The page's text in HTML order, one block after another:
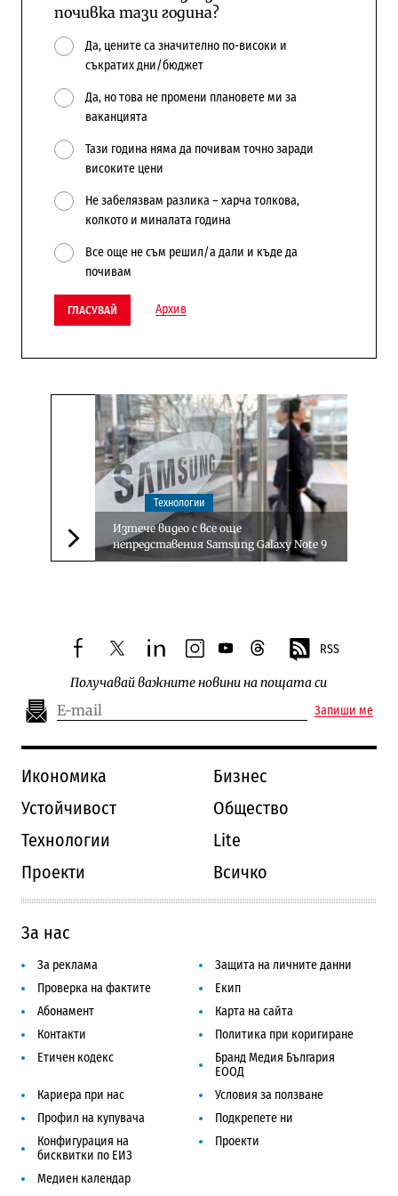
почивка тази година?
Да, цените са значително по-високи и
съкратих дни/бюджет
Да, но това не промени плановете ми за
ваканцията
Тази година няма да почивам точно заради
високите цени
Не забелязвам разлика – харча толкова,
колкото и миналата година
Все още не съм решил/а дали и къде да
почивам
ГЛАСУВАЙ Архив
Следваща новина
Технологии
Изтече видео с все още
непредставения Samsung Galaxy Note 9
facebooktwitterlinkedininstagram
youtubethreads RSS
Получавай важните новини на пощата си
Запиши ме
Икономика
Бизнес
Устойчивост
Общество
Технологии
Lite
Проекти
Всичко
За нас
За реклама
Защита на личните данни
Проверка на фактите
Екип
Абонамент
Карта на сайта
Контакти
Политика при коригиране
Етичен кодекс
Бранд Медия България
ЕООД
Кариера при нас
Условия за ползване
Профил на купувача
Подкрепете ни
Конфигурация на
бисквитки по ЕИЗ
Проекти
Медиен календар